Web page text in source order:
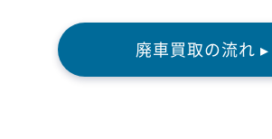
廃車買取の流れ ▸